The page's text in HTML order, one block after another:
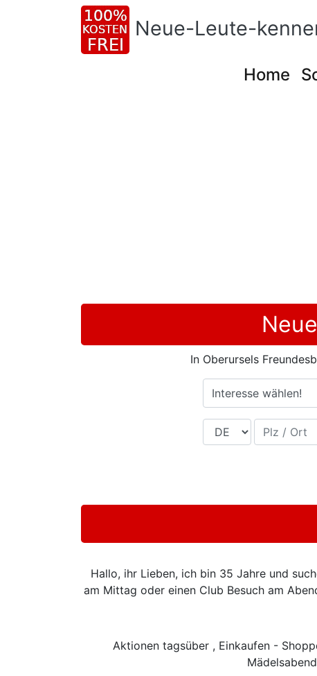
Neue-Leute-
Home
In Oberursels
Interesse wählen!
Land Plz / Ort
Hallo, ihr Lieben, ich bin 35 Jahre und
am Mittag oder einen Club Besuch am
Aktionen tagsüber , Einkaufen -